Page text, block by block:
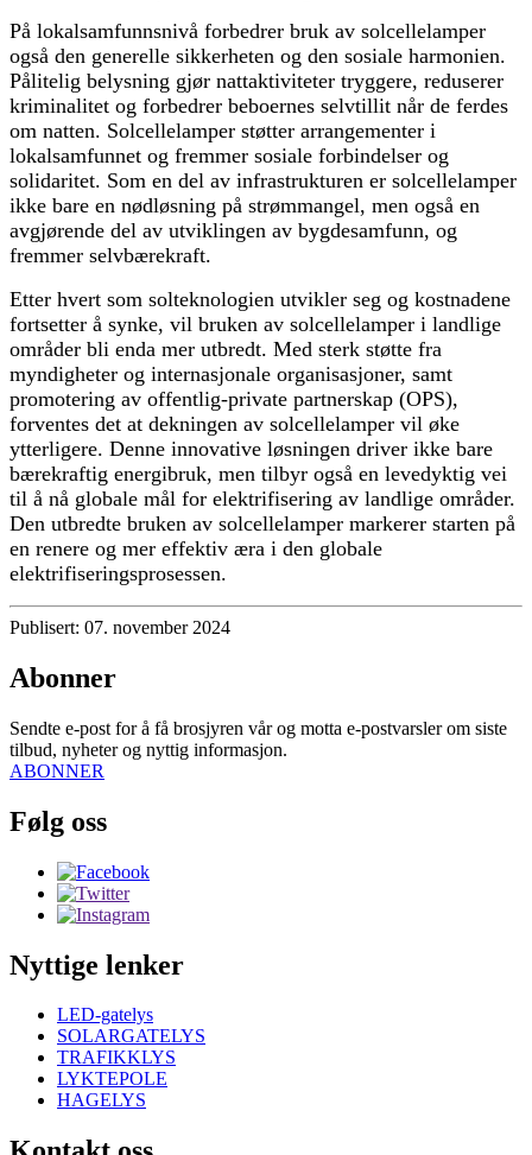
På lokalsamfunnsnivå forbedrer bruk av solcellelamper
også den generelle sikkerheten og den sosiale harmonien.
Pålitelig belysning gjør nattaktiviteter tryggere, reduserer
kriminalitet og forbedrer beboernes selvtillit når de ferdes
om natten. Solcellelamper støtter arrangementer i
lokalsamfunnet og fremmer sosiale forbindelser og
solidaritet. Som en del av infrastrukturen er solcellelamper
ikke bare en nødløsning på strømmangel, men også en
avgjørende del av utviklingen av bygdesamfunn, og
fremmer selvbærekraft.
Etter hvert som solteknologien utvikler seg og kostnadene
fortsetter å synke, vil bruken av solcellelamper i landlige
områder bli enda mer utbredt. Med sterk støtte fra
myndigheter og internasjonale organisasjoner, samt
promotering av offentlig-private partnerskap (OPS),
forventes det at dekningen av solcellelamper vil øke
ytterligere. Denne innovative løsningen driver ikke bare
bærekraftig energibruk, men tilbyr også en levedyktig vei
til å nå globale mål for elektrifisering av landlige områder.
Den utbredte bruken av solcellelamper markerer starten på
en renere og mer effektiv æra i den globale
elektrifiseringsprosessen.
Publisert: 07. november 2024
Abonner
Sendte e-post for å få brosjyren vår og motta e-postvarsler om siste
tilbud, nyheter og nyttig informasjon.
ABONNER
Følg oss
Nyttige lenker
LED-gatelys
SOLARGATELYS
TRAFIKKLYS
LYKTEPOLE
HAGELYS